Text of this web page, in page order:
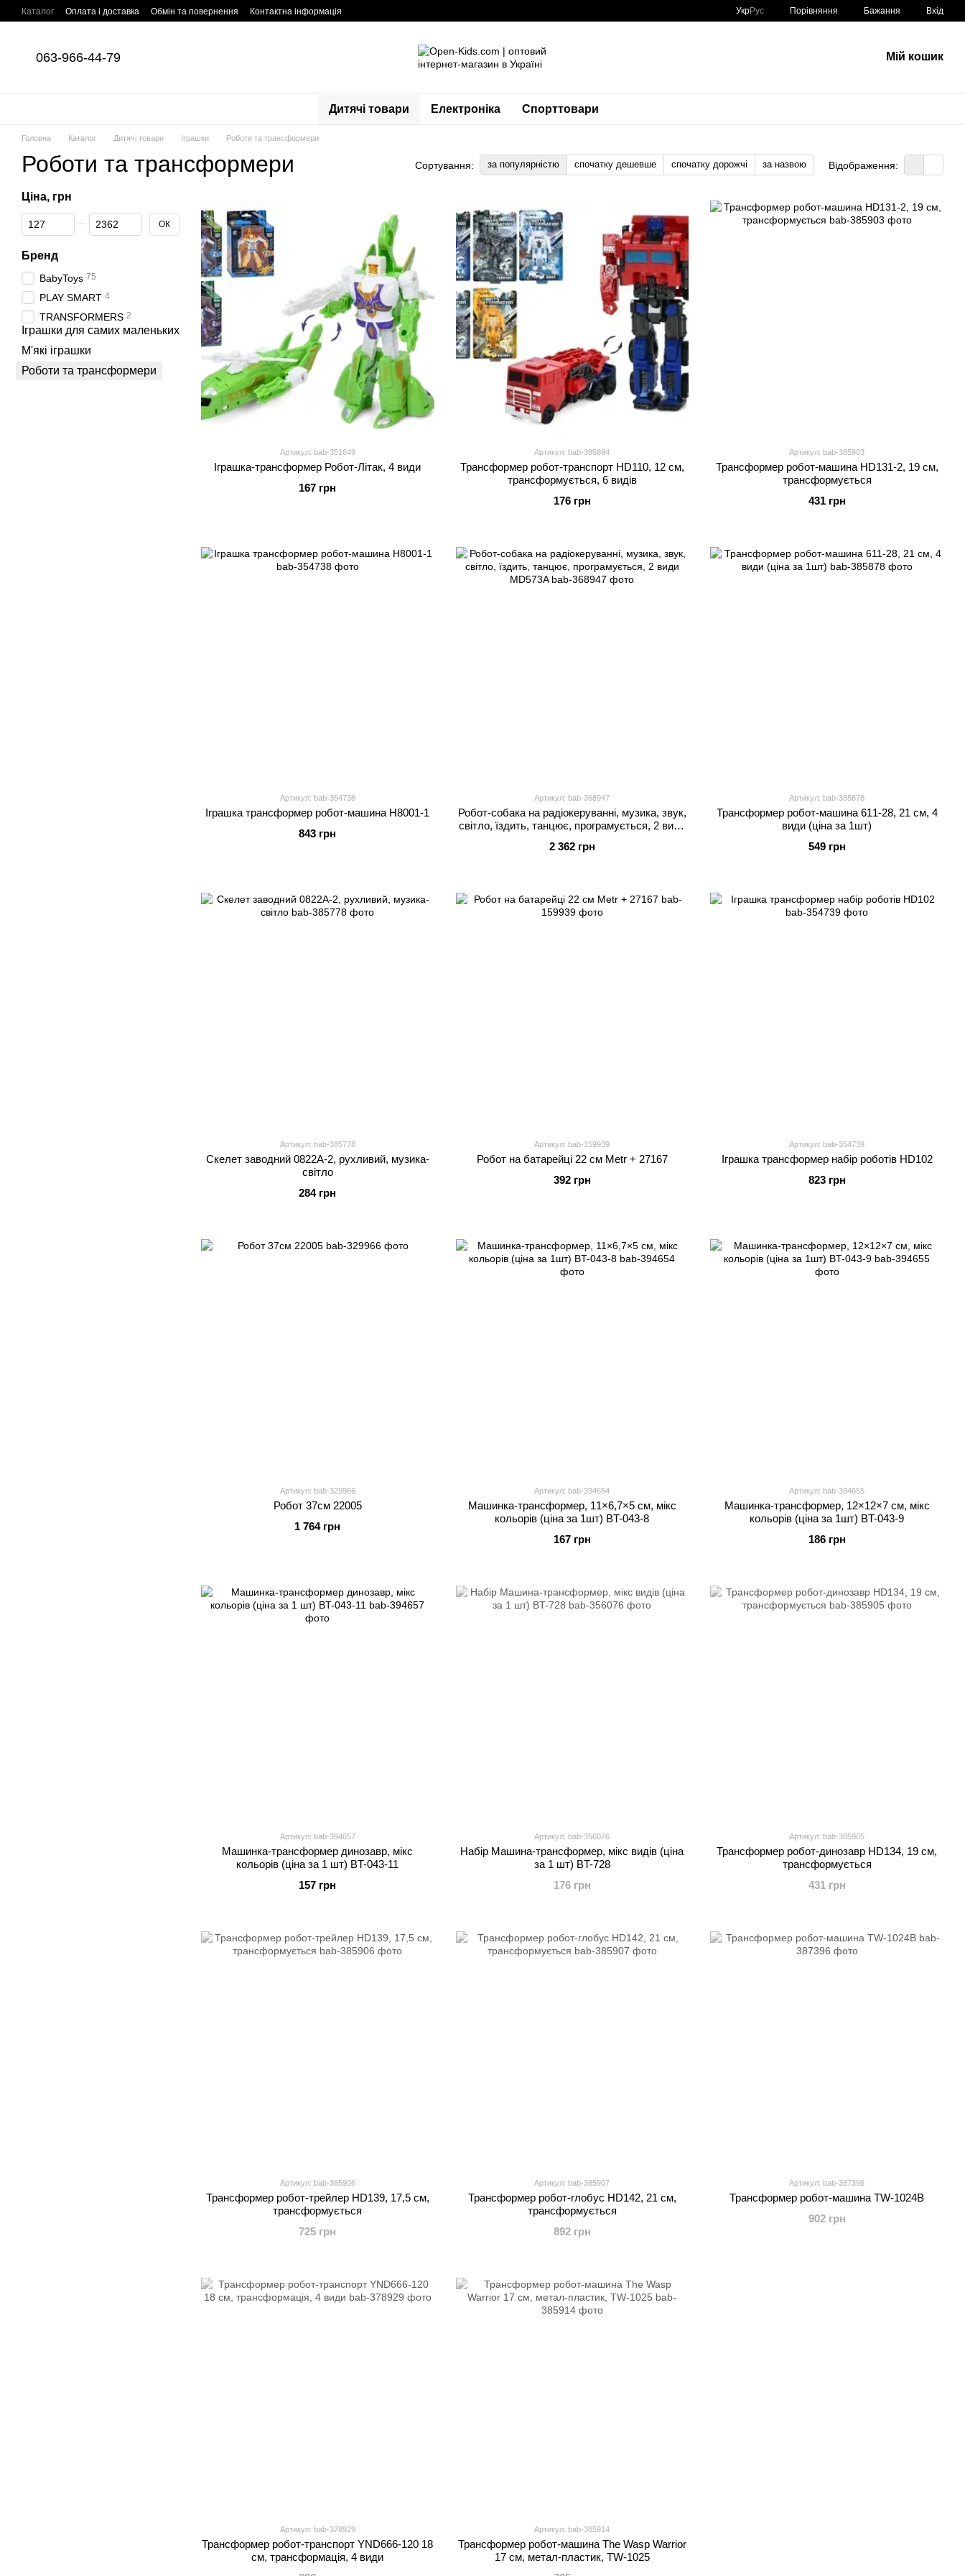
Перейти до основного контенту
Каталог Оплата і доставка Обмін та повернення Контактна інформація УкрРус Порівняння Бажання Вхід
063-966-44-79 Мій кошик
Дитячі товари Електроніка Спорттовари
Головна Каталог Дитячі товари Іграшки Роботи та трансформери
Роботи та трансформери Сортування: за популярністю спочатку дешевше спочатку дорожчі за назвою Відображення:
Артикул: bab-351649
Іграшка-трансформер Робот-Літак, 4 види
167 грн
Артикул: bab-385894
Трансформер робот-транспорт HD110, 12 см,
трансформується, 6 видів
176 грн
Артикул: bab-385903
Трансформер робот-машина HD131-2, 19 см,
трансформується
431 грн
Артикул: bab-354738
Іграшка трансформер робот-машина H8001-1
843 грн
Артикул: bab-368947
Робот-собака на радіокеруванні, музика, звук,
світло, їздить, танцює, програмується, 2 види
2 362 грн
Артикул: bab-385878
Трансформер робот-машина 611-28, 21 см, 4
види (ціна за 1шт)
549 грн
Артикул: bab-385778
Скелет заводний 0822A-2, рухливий, музика-
світло
284 грн
Артикул: bab-159939
Робот на батарейці 22 см Metr + 27167
392 грн
Артикул: bab-354739
Іграшка трансформер набір роботів HD102
823 грн
Артикул: bab-329966
Робот 37см 22005
1 764 грн
Артикул: bab-394654
Машинка-трансформер, 11×6,7×5 см, мікс
кольорів (ціна за 1шт) BT-043-8
167 грн
Артикул: bab-394655
Машинка-трансформер, 12×12×7 см, мікс
кольорів (ціна за 1шт) BT-043-9
186 грн
Артикул: bab-394657
Машинка-трансформер динозавр, мікс
кольорів (ціна за 1 шт) BT-043-11
157 грн
Артикул: bab-356076
Набір Машина-трансформер, мікс видів (ціна
за 1 шт) BT-728
176 грн
Артикул: bab-385905
Трансформер робот-динозавр HD134, 19 см,
трансформується
431 грн
Артикул: bab-385906
Трансформер робот-трейлер HD139, 17,5 см,
трансформується
725 грн
Артикул: bab-385907
Трансформер робот-глобус HD142, 21 см,
трансформується
892 грн
Артикул: bab-387396
Трансформер робот-машина TW-1024B
902 грн
Артикул: bab-378929
Трансформер робот-транспорт YND666-120 18
см, трансформація, 4 види
Артикул: bab-385914
Трансформер робот-машина The Wasp Warrior
17 см, метал-пластик, TW-1025
Ціна, грн
Від Ціна, грн
До Ціна, грн ОК
Бренд
BabyToys 75
PLAY SMART 4
TRANSFORMERS 2
Іграшки для самих маленьких
М'які іграшки
Роботи та трансформери